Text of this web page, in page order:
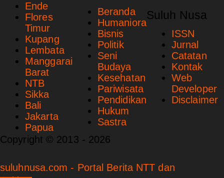
Ende
Flores
Timur
Kupang
Lembata
Manggarai
Barat
NTB
Sikka
Bali
Jakarta
Papua
Beranda
Humaniora
Bisnis
Politik
Seni
Budaya
Kesehatan
Pariwisata
Pendidikan
Hukum
Sastra
Suluh Nusa
ISSN
Jurnal
Catatan
Kontak
Web
Developer
Disclaimer
Copyright © 2013 - 2026
suluhnusa.com - Portal Berita NTT dan